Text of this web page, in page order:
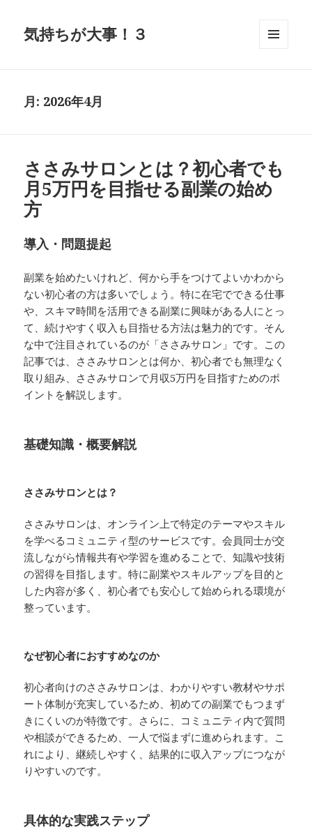
気持ちが大事！３
月: 2026年4月
ささみサロンとは？初心者でも
月5万円を目指せる副業の始め
方
導入・問題提起
副業を始めたいけれど、何から手をつけてよいかわから
ない初心者の方は多いでしょう。特に在宅でできる仕事
や、スキマ時間を活用できる副業に興味がある人にとっ
て、続けやすく収入も目指せる方法は魅力的です。そん
な中で注目されているのが「ささみサロン」です。この
記事では、ささみサロンとは何か、初心者でも無理なく
取り組み、ささみサロンで月収5万円を目指すためのポ
イントを解説します。
基礎知識・概要解説
ささみサロンとは？
ささみサロンは、オンライン上で特定のテーマやスキル
を学べるコミュニティ型のサービスです。会員同士が交
流しながら情報共有や学習を進めることで、知識や技術
の習得を目指します。特に副業やスキルアップを目的と
した内容が多く、初心者でも安心して始められる環境が
整っています。
なぜ初心者におすすめなのか
初心者向けのささみサロンは、わかりやすい教材やサポ
ート体制が充実しているため、初めての副業でもつまず
きにくいのが特徴です。さらに、コミュニティ内で質問
や相談ができるため、一人で悩まずに進められます。こ
れにより、継続しやすく、結果的に収入アップにつなが
りやすいのです。
具体的な実践ステップ